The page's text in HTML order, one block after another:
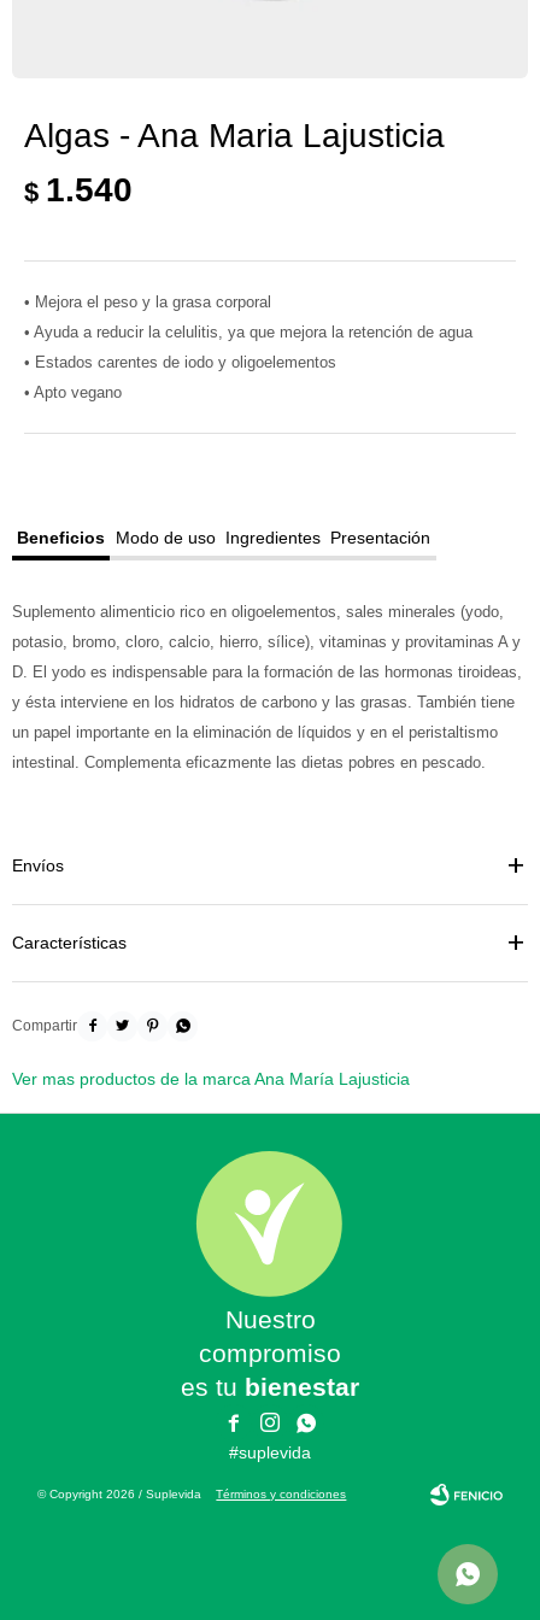
Algas - Ana Maria Lajusticia
$ 1.540
• Mejora el peso y la grasa corporal
• Ayuda a reducir la celulitis, ya que mejora la retención de agua
• Estados carentes de iodo y oligoelementos
• Apto vegano
Beneficios Modo de uso Ingredientes Presentación
Suplemento alimenticio rico en oligoelementos, sales minerales (yodo,
potasio, bromo, cloro, calcio, hierro, sílice), vitaminas y provitaminas A y
D. El yodo es indispensable para la formación de las hormonas tiroideas,
y ésta interviene en los hidratos de carbono y las grasas. También tiene
un papel importante en la eliminación de líquidos y en el peristaltismo
intestinal. Complementa eficazmente las dietas pobres en pescado.
Envíos
Características
   
Ver mas productos de la marca Ana María Lajusticia
Nuestro
compromiso
es tu bienestar
 

#suplevida
© Copyright 2026 / SuplevidaTérminos y condiciones